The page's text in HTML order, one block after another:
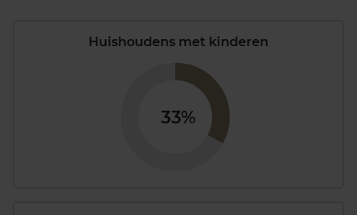
Huishoudens met kinderen
33%